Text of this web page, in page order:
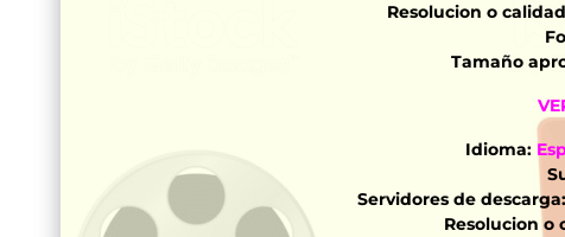
Resolucion o
Tamaño
Idioma:
Servidores de descarga:
Resolucion o